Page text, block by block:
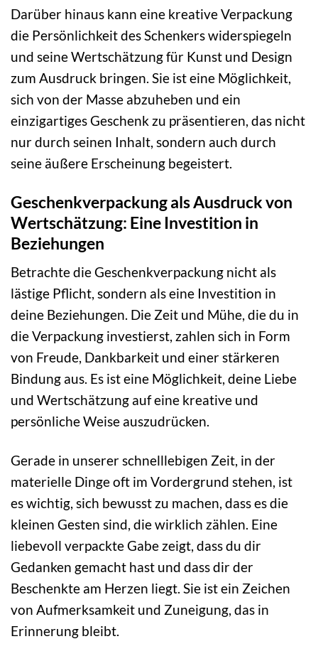
Darüber hinaus kann eine kreative Verpackung
die Persönlichkeit des Schenkers widerspiegeln
und seine Wertschätzung für Kunst und Design
zum Ausdruck bringen. Sie ist eine Möglichkeit,
sich von der Masse abzuheben und ein
einzigartiges Geschenk zu präsentieren, das nicht
nur durch seinen Inhalt, sondern auch durch
seine äußere Erscheinung begeistert.
Geschenkverpackung als Ausdruck von
Wertschätzung: Eine Investition in
Beziehungen
Betrachte die Geschenkverpackung nicht als
lästige Pflicht, sondern als eine Investition in
deine Beziehungen. Die Zeit und Mühe, die du in
die Verpackung investierst, zahlen sich in Form
von Freude, Dankbarkeit und einer stärkeren
Bindung aus. Es ist eine Möglichkeit, deine Liebe
und Wertschätzung auf eine kreative und
persönliche Weise auszudrücken.
Gerade in unserer schnelllebigen Zeit, in der
materielle Dinge oft im Vordergrund stehen, ist
es wichtig, sich bewusst zu machen, dass es die
kleinen Gesten sind, die wirklich zählen. Eine
liebevoll verpackte Gabe zeigt, dass du dir
Gedanken gemacht hast und dass dir der
Beschenkte am Herzen liegt. Sie ist ein Zeichen
von Aufmerksamkeit und Zuneigung, das in
Erinnerung bleibt.